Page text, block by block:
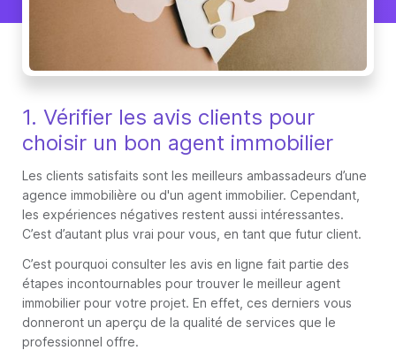
1. Vérifier les avis clients pour
choisir un bon agent immobilier
Les clients satisfaits sont les meilleurs ambassadeurs d’une
agence immobilière ou d'un agent immobilier. Cependant,
les expériences négatives restent aussi intéressantes.
C’est d’autant plus vrai pour vous, en tant que futur client.
C’est pourquoi consulter les avis en ligne fait partie des
étapes incontournables pour trouver le meilleur agent
immobilier pour votre projet. En effet, ces derniers vous
donneront un aperçu de la qualité de services que le
professionnel offre.